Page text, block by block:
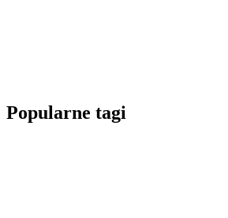
Popularne tagi